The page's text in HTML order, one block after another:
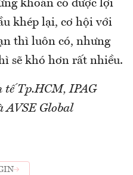
khoán có được lợi
khép lại, cơ hội với
thì luôn có, nhưng
sẽ khó hơn rất nhiều.
Tp.HCM, IPAG
AVSE Global